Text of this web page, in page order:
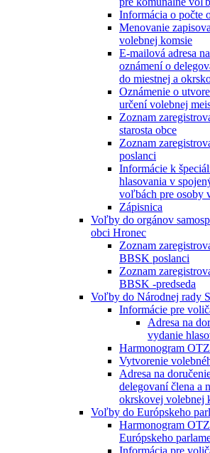
Informácia o počte
Menovanie
volebnej komsie
E-mailová adresa
oznámení o
do miestnej a
Oznámenie o
určení volebnej
Zoznam
starosta obce
Zoznam
poslanci
Informácie k
hlasovania v
voľbách pre osoby
Zápisnica
Voľby do orgánov
obci Hronec
Zoznam
BBSK poslanci
Zoznam
BBSK -predseda
Voľby do Národnej rady
Informácie pre
Adresa na
vydanie
Harmonogram OTZ
Vytvorenie
Adresa na
delegovaní člena a
okrskovej volebnej
Voľby do Európskeho
Harmonogram
Európskeho
Informácia pre